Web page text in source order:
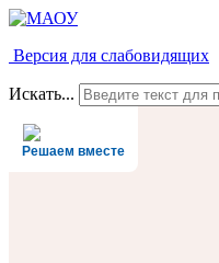
Версия для слабовидящих
Искать...
Решаем вместе